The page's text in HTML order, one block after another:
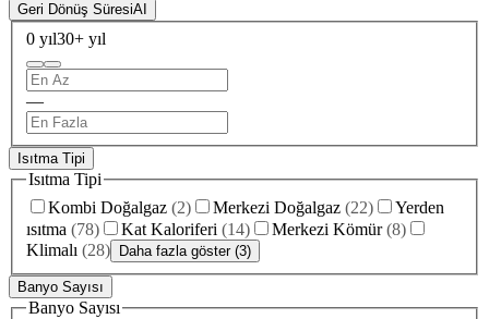
Geri Dönüş SüresiAI
0 yıl30+ yıl
—
Isıtma Tipi
Isıtma Tipi
Kombi Doğalgaz (2) Merkezi Doğalgaz (22)
Yerden
ısıtma (78) Kat Kaloriferi (14) Merkezi Kömür (8)
Klimalı (28) Daha fazla göster (3)
Banyo Sayısı
Banyo Sayısı